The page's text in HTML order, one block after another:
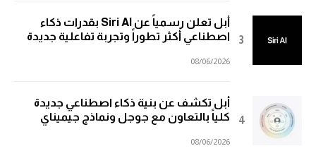
أبل تعلن رسمياً عن Siri AI بقدرات ذكاء
اصطناعي أكثر تطوراً وتجربة تفاعلية جديدة
08/06/2026
أبل تكشف عن بنية ذكاء اصطناعي جديدة
كلياً بالتعاون مع جوجل ونماذج جيميناي
08/06/2026